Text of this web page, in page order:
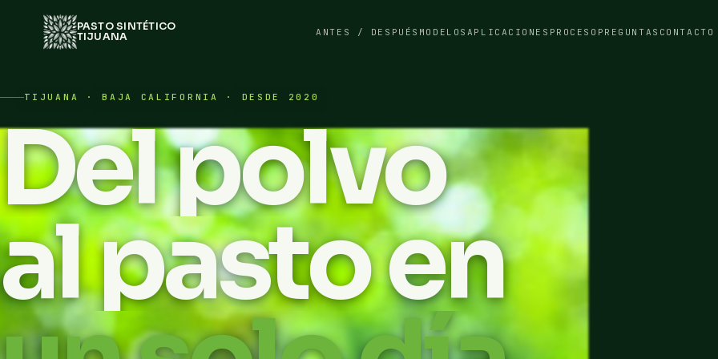
PASTO SINTÉTICO
TIJUANA
ANTES / DESPUÉS MODELOS APLICACIONES PROCESO PREGUNTAS CONTACTO
TIJUANA · BAJA CALIFORNIA · DESDE 2020
Del polvo
al pasto en